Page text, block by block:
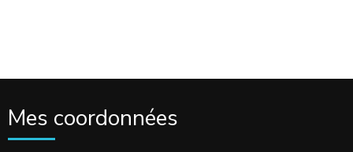
Mes coordonnées